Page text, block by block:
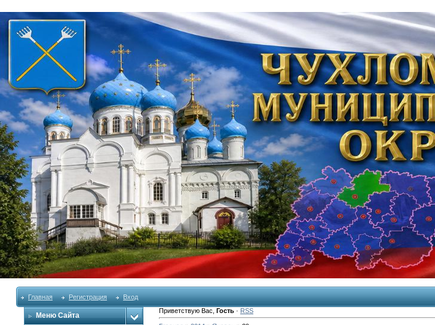
Главная Регистрация Вход
Меню Сайта
Приветствую Вас Гость· RSS